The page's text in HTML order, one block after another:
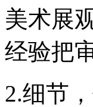
美术展
经验把
2.细节